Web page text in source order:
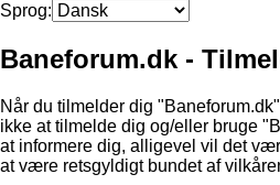
Sprog:
Baneforum.dk -
Når du tilmelder dig
ikke at tilmelde dig og/eller bruge
at informere dig, alligevel vil det
at være retsgyldigt bundet af